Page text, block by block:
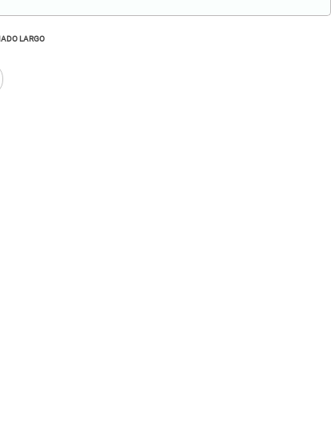
LARGO